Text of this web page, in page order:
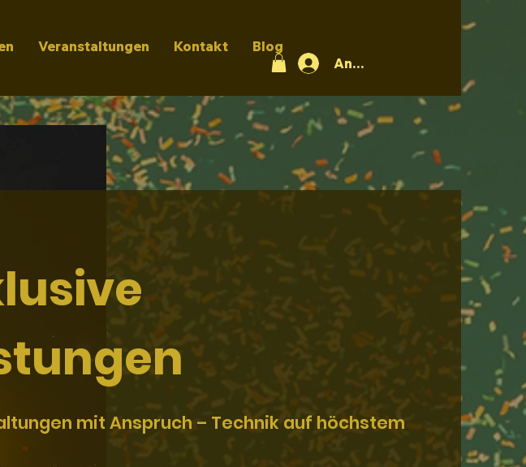
Anmelden
Veranstaltungen Kontakt Blog
mit Anspruch – Technik auf höchstem